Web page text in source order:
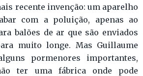
recente invenção: um aparelho
com a poluição, apenas ao
balões de ar que são enviados
muito longe. Mas Guillaume
pormenores importantes,
ter uma fábrica onde pode